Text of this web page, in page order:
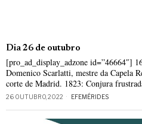
Dia 26 de outubro
[pro_ad_display_adzone id=”46664″]
Domenico Scarlatti, mestre da Capela
corte de Madrid. 1823: Conjura
26 OUTUBRO, 2022 EFEMÉRIDES